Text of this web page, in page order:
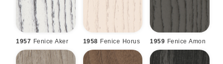
1957 Fenice Aker 1958 Fenice Horus 1959 Fenice Amon